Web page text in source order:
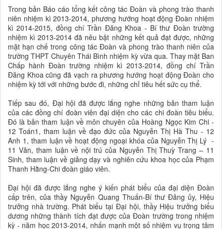
Trong bản Báo cáo tổng kết công tác Đoàn và phong trào thanh
niên nhiệm kì 2013-2014, phương hướng hoạt động Đoàn nhiệm
kì 2014-2015, đồng chí Trần Đăng Khoa - Bí thư Đoàn trường
nhiệm kì 2013-2014 đã nêu bật những kết quả đạt được, những
mặt hạn chế trong công tác Đoàn và phong trào thanh niên của
trường THPT Chuyên Thái Bình nhiệm kỳ vừa qua. Thay mặt Ban
Chấp hành Đoàn trường nhiệm kì 2013-2014, đồng chí Trần
Đăng Khoa cũng đã vạch ra phương hướng hoạt động Đoàn cho
nhiệm kỳ tới với những bước đi, những chỉ tiêu hết sức cụ thể.
Tiếp sau đó, Đại hội đã được lắng nghe những bản tham luận
của các đồng chí đoàn viên đại diện cho các chi đoàn tiêu biểu.
Đó là bản tham luận về môn chuyên của Hoàng Ngọc Kim Chi -
12 Toán1, tham luận về đạo đức của Nguyễn Thị Hà Thu - 12
Anh 1, tham luận về hoạt động ngoại khóa của Nguyễn Thị Lý -
11 Văn, tham luận về nội trú của Nguyễn Thị Thuỳ Trang – 11
Sinh, tham luận về giảng dạy và nghiên cứu khoa học của Phạm
Thanh Hằng-Chi đoàn giáo viên.
Đại hội đã được lắng nghe ý kiến phát biểu của đại diện Đoàn
cấp trên, của thầy Nguyễn Quang Thuấn-Bí thư Đảng ủy, Hiệu
trưởng nhà trường. Phát biểu tại Đại hội, thầy Hiệu trưởng biểu
dương những thành tích đạt được của Đoàn trường trong nhiệm
kỳ - năm học 2013-2014, nhấn mạnh một số nhiệm vụ trọng tâm